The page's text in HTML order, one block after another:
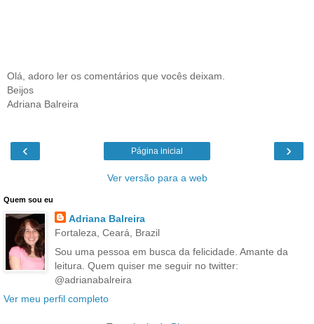
Olá, adoro ler os comentários que vocês deixam.
Beijos
Adriana Balreira
‹ ›
Página inicial
Ver versão para a web
Quem sou eu
Adriana Balreira
Fortaleza, Ceará, Brazil
Sou uma pessoa em busca da felicidade. Amante da
leitura. Quem quiser me seguir no twitter:
@adrianabalreira
Ver meu perfil completo